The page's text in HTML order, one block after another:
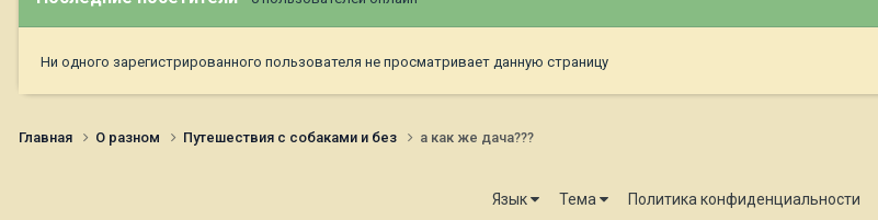
Ни одного зарегистрированного пользователя не просматривает данную страницу
Главная О разном Путешествия с собаками и без а как же дача???
Язык Тема Политика конфиденциальности